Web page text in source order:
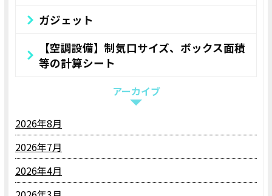
ガジェット
【空調設備】制気口サイズ、ボックス面積
等の計算シート
アーカイブ
2026年8月
2026年7月
2026年4月